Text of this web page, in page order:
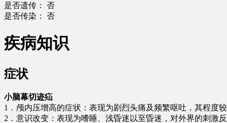
是否遗传：
否
是否传染：
否
疾病知识
症状
小脑幕切迹疝
1．颅内压增高的症状：表现为剧烈头痛及频繁呕吐，其程度
2．意识改变：表现为嗜睡、浅昏迷以至昏迷，对外界的刺激